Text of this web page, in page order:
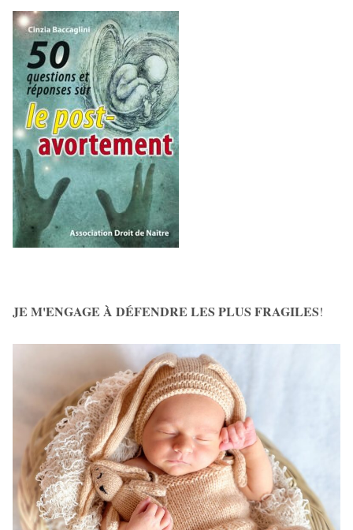
JE M'ENGAGE À DÉFENDRE LES PLUS FRAGILES!